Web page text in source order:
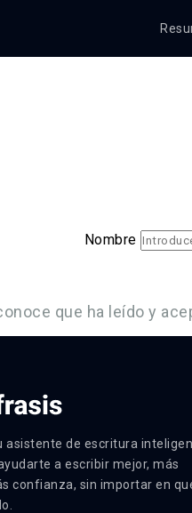
Nombre
que ha leído y
asistente de escritura
a escribir mejor, más
confianza, sin importar en